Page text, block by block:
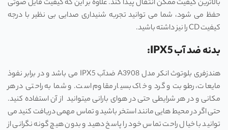
بالاترین کیفیت ممکن انتقال پیدا کند. علاوه بر این که کیفیت فایل صوتی
حفظ می شود، شما می توانید تجربه شنیداری صدایی بی نظیر با درجه
کیفیت CD را نیز داشته باشید.
بدنه ضد آب IPX5:
هندزفری بلوتوث انکر مدل A3908 ضدآب IPX5 می باشد و در برابر نفوذ
مایعات، رطوبت و گرد و خاک بسیار مقاوم است. و شما به راحتی در هر
مکانی و در هر شرایطی حتی در هوای بارانی میتوانید از آن استفاده کنید.
حتی اگر در محیط هایی مانند استخر باشید و تماس مهمی دریافت کنید می
توانید با خیال راحت تماس خود را پاسخ دهید و بدون هیچ گونه نگرانی از